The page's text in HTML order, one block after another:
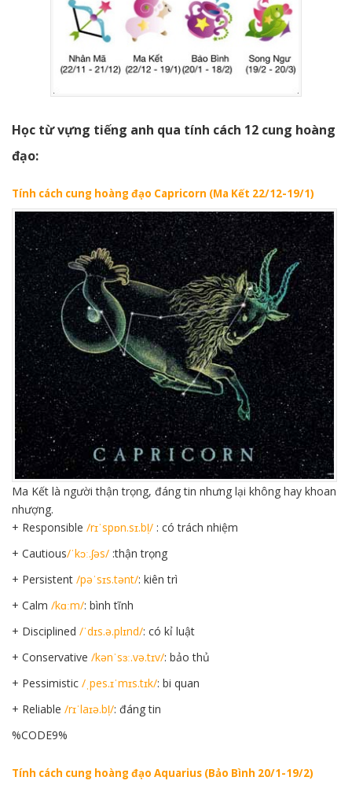
Học từ vựng tiếng anh qua tính cách 12 cung hoàng
đạo:
Tính cách cung hoàng đạo Capricorn (Ma Kết 22/12-19/1)
Ma Kết là người thận trọng, đáng tin nhưng lại không hay khoan
nhượng.
+ Responsible /rɪˈspɒn.sɪ.bl̩/ : có trách nhiệm
+ Cautious/ˈkɔː.ʃəs/ :thận trọng
+ Persistent /pəˈsɪs.tənt/: kiên trì
+ Calm /kɑːm/: bình tĩnh
+ Disciplined /ˈdɪs.ə.plɪnd/: có kỉ luật
+ Conservative /kənˈsɜː.və.tɪv/: bảo thủ
+ Pessimistic /ˌpes.ɪˈmɪs.tɪk/: bi quan
+ Reliable /rɪˈlaɪə.bl̩/: đáng tin
%CODE9%
Tính cách cung hoàng đạo Aquarius (Bảo Bình 20/1-19/2)